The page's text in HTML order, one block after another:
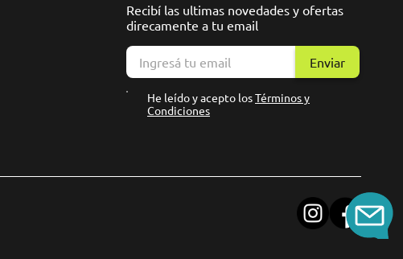
Recibí las ultimas novedades y ofertas
direcamente a tu email
Enviar
He leído y acepto losTérminos y
Condiciones